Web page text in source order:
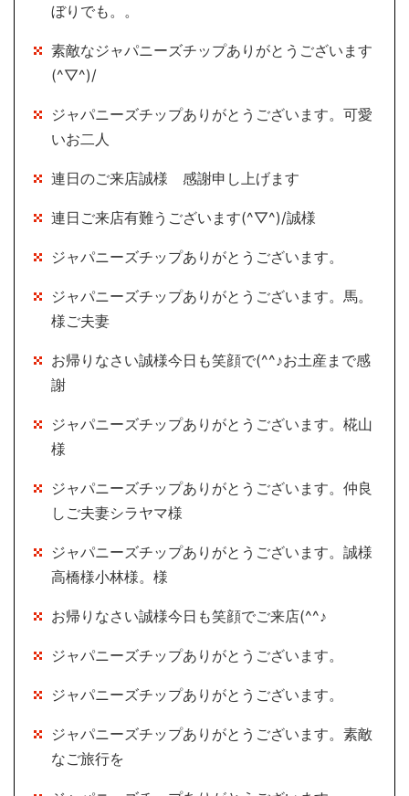
ぼりでも。。
素敵なジャパニーズチップありがとうございます
(^▽^)/
ジャパニーズチップありがとうございます。可愛
いお二人
連日のご来店誠様 感謝申し上げます
連日ご来店有難うございます(^▽^)/誠様
ジャパニーズチップありがとうございます。
ジャパニーズチップありがとうございます。馬。
様ご夫妻
お帰りなさい誠様今日も笑顔で(^^♪お土産まで感
謝
ジャパニーズチップありがとうございます。椛山
様
ジャパニーズチップありがとうございます。仲良
しご夫妻シラヤマ様
ジャパニーズチップありがとうございます。誠様
高橋様小林様。様
お帰りなさい誠様今日も笑顔でご来店(^^♪
ジャパニーズチップありがとうございます。
ジャパニーズチップありがとうございます。
ジャパニーズチップありがとうございます。素敵
なご旅行を